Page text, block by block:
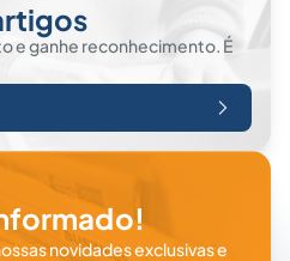
e ganhe reconhecimento. É
novidades exclusivas e